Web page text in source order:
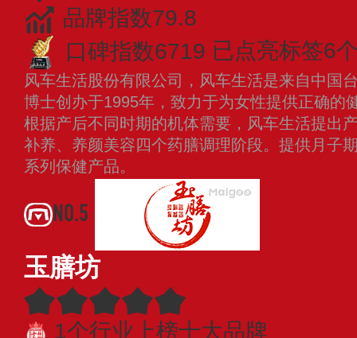
品牌指数79.8
口碑指数6719 已点亮标签6
风车生活股份有限公司，风车生活是来自中国
博士创办于1995年，致力于为女性提供正确的
根据产后不同时期的机体需要，风车生活提出
补养、养颜美容四个药膳调理阶段。提供月子
系列保健产品。
NO.5
玉膳坊
1个行业上榜十大品牌